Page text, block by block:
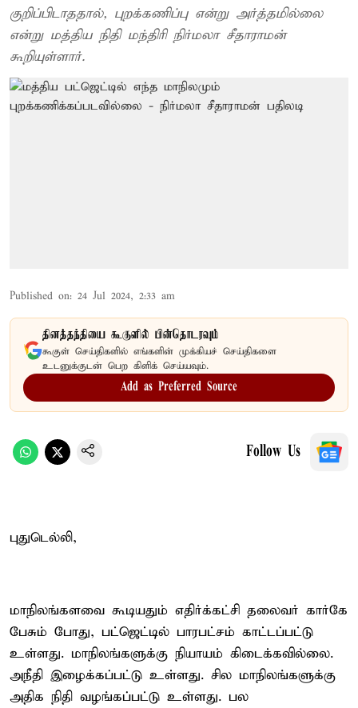
குறிப்பிடாததால், புறக்கணிப்பு என்று அர்த்தமில்லை
என்று மத்திய நிதி மந்திரி நிர்மலா சீதாராமன்
கூறியுள்ளார்.
Published on: 24 Jul 2024, 2:33 am
தினத்தந்தியை கூகுளில் பின்தொடரவும்
கூகுள் செய்திகளில் எங்களின் முக்கியச் செய்திகளை
உடனுக்குடன் பெற கிளிக் செய்யவும்.
Add as Preferred Source
Follow Us
புதுடெல்லி,
மாநிலங்களவை கூடியதும் எதிர்க்கட்சி தலைவர் கார்கே
பேசும் போது, பட்ஜெட்டில் பாரபட்சம் காட்டப்பட்டு
உள்ளது. மாநிலங்களுக்கு நியாயம் கிடைக்கவில்லை.
அநீதி இழைக்கப்பட்டு உள்ளது. சில மாநிலங்களுக்கு
அதிக நிதி வழங்கப்பட்டு உள்ளது. பல